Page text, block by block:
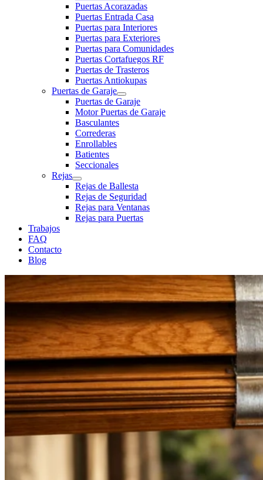
Puertas Acorazadas
Puertas Entrada Casa
Puertas para Interiores
Puertas para Exteriores
Puertas para Comunidades
Puertas Cortafuegos RF
Puertas de Trasteros
Puertas Antiokupas
Puertas de Garaje
Puertas de Garaje
Motor Puertas de Garaje
Basculantes
Correderas
Enrollables
Batientes
Seccionales
Rejas
Rejas de Ballesta
Rejas de Seguridad
Rejas para Ventanas
Rejas para Puertas
Trabajos
FAQ
Contacto
Blog